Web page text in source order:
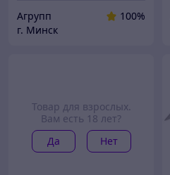
Агрупп
100%
г. Минск
Товар для взрослых.
Вам есть 18 лет?
Да
Нет